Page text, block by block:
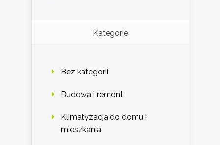
Kategorie
Bez kategorii
Budowa i remont
Klimatyzacja do domu i
mieszkania